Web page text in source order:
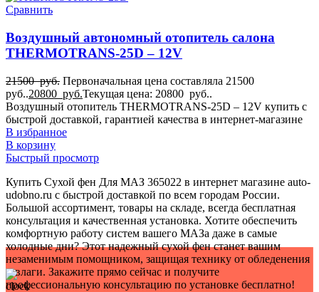
1
1
Для Мерседес-бенц Спринтер
1
1
Для Рено Мастер
1
Для Ситроен Берлинго
1
Для Ситроен Джампер
1
1
Для УАЗ
1
Для Фиат Добло
1
Для Фиат Дукато
1
Для Фиат Скудо
1
Сравнить
Воздушный автономный отопитель салона
THERMOTRANS-25D – 12V
21500руб. Первоначальная цена составляла 21500
руб..20800 руб.Текущая цена: 20800 руб..
Воздушный отопитель THERMOTRANS-25D – 12V купить с
быстрой доставкой, гарантией качества в интернет-магазине
В избранное
В корзину
Быстрый просмотр
Купить Сухой фен Для МАЗ 365022 в интернет магазине auto-
udobno.ru с быстрой доставкой по всем городам России.
Большой ассортимент, товары на складе, всегда бесплатная
консультация и качественная установка. Хотите обеспечить
комфортную работу систем вашего МАЗа даже в самые
холодные дни? Этот надежный сухой фен станет вашим
незаменимым помощником, защищая технику от обледенения
и влаги. Закажите прямо сейчас и получите
профессиональную консультацию по установке бесплатно!